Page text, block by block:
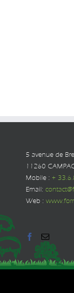
5 avenue de
11260
Mobile : +
Email:
Web :